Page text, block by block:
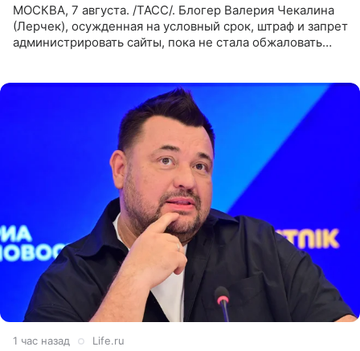
МОСКВА, 7 августа. /ТАСС/. Блогер Валерия Чекалина
(Лерчек), осужденная на условный срок, штраф и запрет
администрировать сайты, пока не стала обжаловать
1 час назад Life.ru